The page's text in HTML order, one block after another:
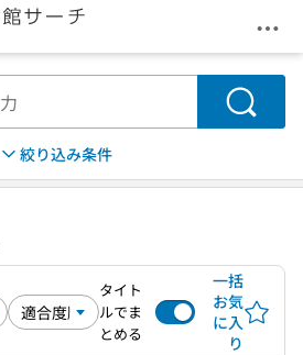
メ
検索
絞り込み条件
タイト
ルでま
とめる
一括
お気
に入
り